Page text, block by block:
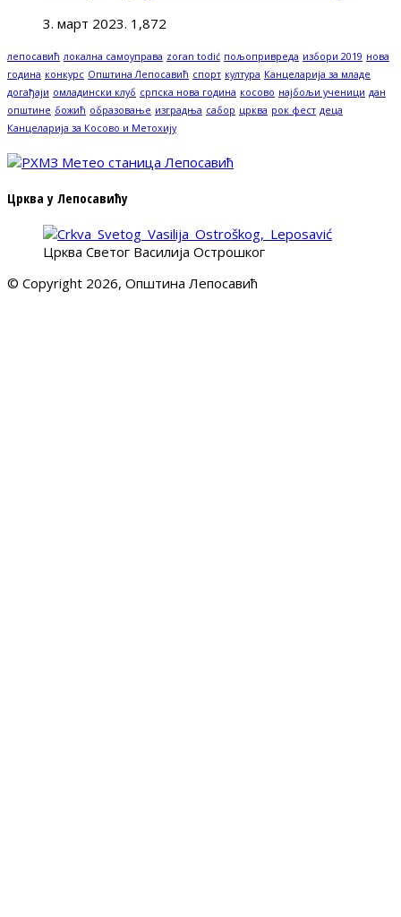
3. март 2023. 1,872
лепосавић локална самоуправа zoran todić пољопривреда избори 2019 нова
година конкурс Општина Лепосавић спорт култура Канцеларија за младе
догађаји омладински клуб српска нова година косово најбољи ученици дан
општине божић образовање изградња сабор црква рок фест деца
Канцеларија за Косово и Метохију
Црква у Лепосавићу
Црква Светог Василија Острошког
© Copyright 2026, Општина Лепосавић